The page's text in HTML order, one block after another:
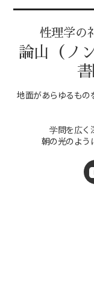
性理学の
論山（ノ
地面があらゆるもの
学問を広く
朝の光のよう